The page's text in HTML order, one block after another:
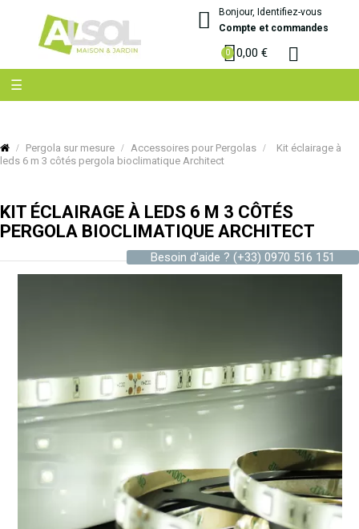
Bonjour, Identifiez-vous
Compte et commandes
0,00 €
Basculer
la
☰
Pergola sur mesure Accessoires pour Pergolas
Kit éclairage à
leds 6 m 3 côtés pergola bioclimatique Architect
KIT ÉCLAIRAGE À LEDS 6 M 3 CÔTÉS
PERGOLA BIOCLIMATIQUE ARCHITECT
Besoin d'aide ? (+33) 0970 516 151